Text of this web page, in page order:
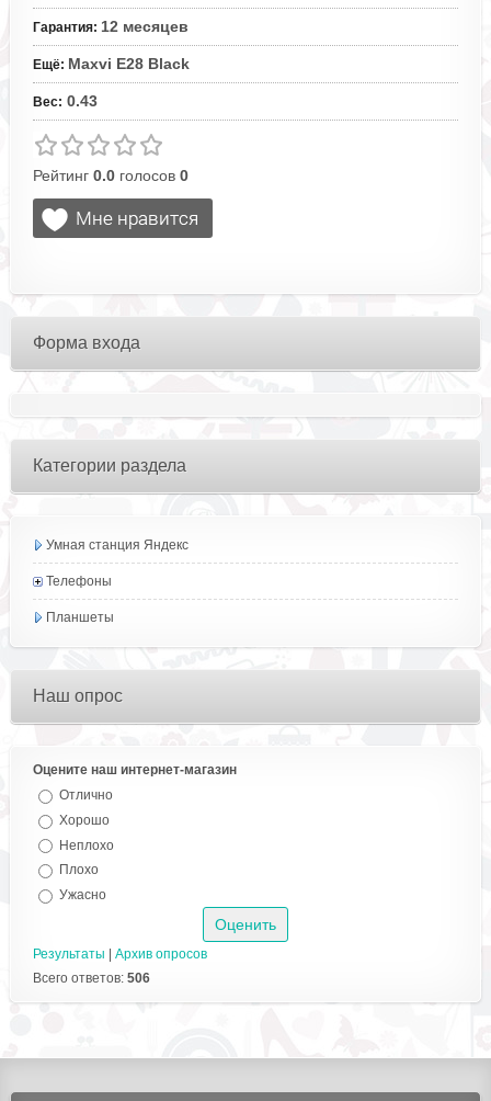
Гарантия: 12 месяцев
Ещё: Maxvi E28 Black
Вес: 0.43
Рейтинг 0.0голосов 0
Форма входа
Категории раздела
Умная станция Яндекс
Телефоны
Планшеты
Наш опрос
Оцените наш интернет-магазин
Отлично
Хорошо
Неплохо
Плохо
Ужасно
Результаты
Архив опросов
Всего ответов: 506